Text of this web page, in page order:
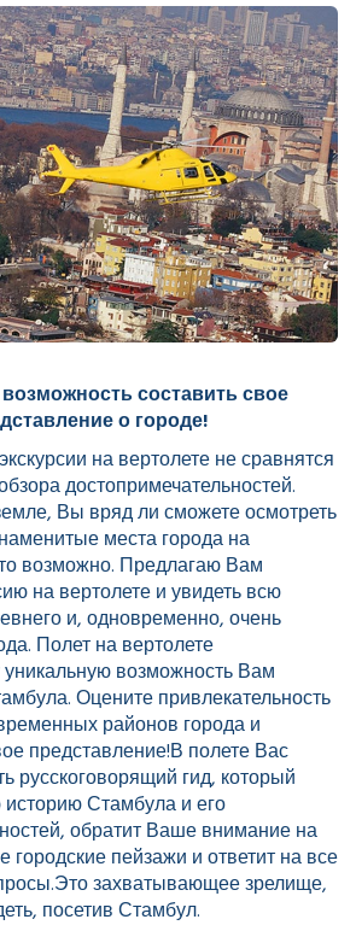
составить свое
о городе!
на вертолете не сравнятся
достопримечательностей.
Вы вряд ли сможете осмотреть
места города на
возможно. Предлагаю Вам
на вертолете и увидеть всю
и, одновременно, очень
Полет на вертолете
уникальную возможность Вам
Оцените привлекательность
районов города и
представление!В полете Вас
русскоговорящий гид, который
историю Стамбула и его
обратит Ваше внимание на
пейзажи и ответит на все
захватывающее зрелище,
посетив Стамбул.